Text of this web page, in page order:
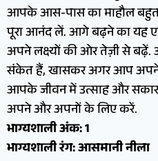
आपके आस-पास का माहौल
पूरा आनंद लें. आगे बढ़ने का यह
अपने लक्ष्यों की ओर तेज़ी से
संकेत हैं, खासकर अगर आप अपने
आपके जीवन में उत्साह और
अपने और अपनों के लिए करें.
भाग्यशाली अंक: 1
भाग्यशाली रंग: आसमानी नीला